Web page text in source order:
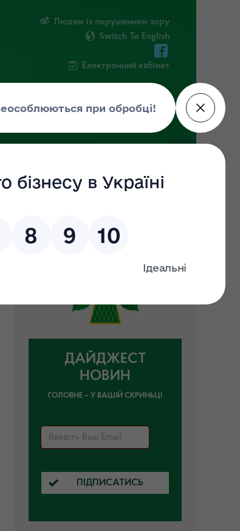
Людям із порушенням зору
Switch To English
Електронний кабінет
ДАЙДЖЕСТ
НОВИН
ГОЛОВНЕ – У ВАШІЙ СКРИНЬЦІ
ПІДПИСАТИСЬ